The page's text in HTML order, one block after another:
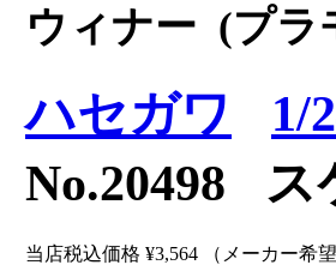
ウィナー (プラ
ハセガワ
1/
No.20498 ス
当店税込価格 ¥3,564 （メーカー希